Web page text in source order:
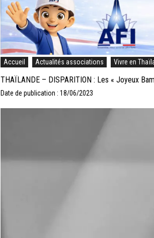
Accueil Actualités associations Vivre en
THAÏLANDE – DISPARITION : Les « Joyeux
Date de publication : 18/06/2023